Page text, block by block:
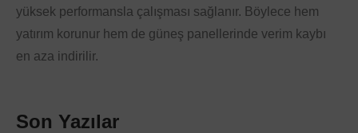
yüksek performansla çalışması sağlanır. Böylece hem
yatırım korunur hem de güneş panellerinde verim kaybı
en aza indirilir.
Son Yazılar